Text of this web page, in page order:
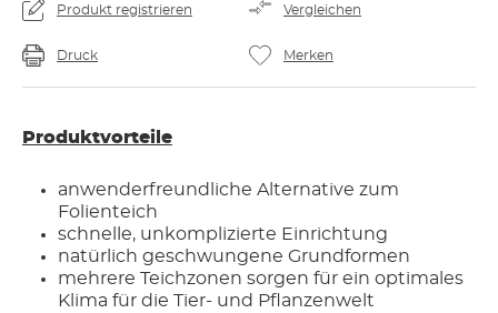
Produkt registrieren Vergleichen
Druck Merken
Produktvorteile
anwenderfreundliche Alternative zum
Folienteich
schnelle, unkomplizierte Einrichtung
natürlich geschwungene Grundformen
mehrere Teichzonen sorgen für ein optimales
Klima für die Tier- und Pflanzenwelt